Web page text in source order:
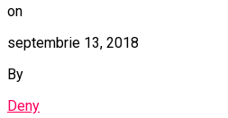
on
septembrie 13, 2018
By
Deny